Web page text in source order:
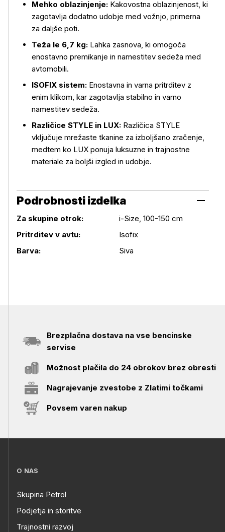
Mehko oblazinjenje: Kakovostna oblazinjenost, ki
zagotavlja dodatno udobje med vožnjo, primerna
za daljše poti.
Teža le 6,7 kg: Lahka zasnova, ki omogoča
enostavno premikanje in namestitev sedeža med
avtomobili.
ISOFIX sistem: Enostavna in varna pritrditev z
enim klikom, kar zagotavlja stabilno in varno
namestitev sedeža.
Različice STYLE in LUX: Različica STYLE
vključuje mrežaste tkanine za izboljšano zračenje,
medtem ko LUX ponuja luksuzne in trajnostne
materiale za boljši izgled in udobje.
Podrobnosti izdelka
Podrobnosti izdelka
Za skupine otrok:
i-Size, 100-150 cm
Pritrditev v avtu:
Isofix
Barva:
Siva
Brezplačna dostava na vse bencinske
servise
Možnost plačila do 24 obrokov brez obresti
Nagrajevanje zvestobe z Zlatimi točkami
Povsem varen nakup
O NAS
Skupina Petrol
Podjetja in storitve
Trajnostni razvoj